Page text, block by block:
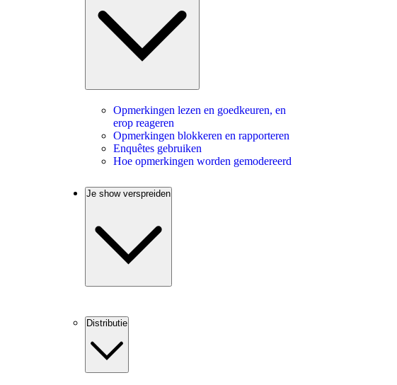
Opmerkingen lezen en goedkeuren, en
erop reageren
Opmerkingen blokkeren en rapporteren
Enquêtes gebruiken
Hoe opmerkingen worden gemodereerd
Je show verspreiden
Distributie